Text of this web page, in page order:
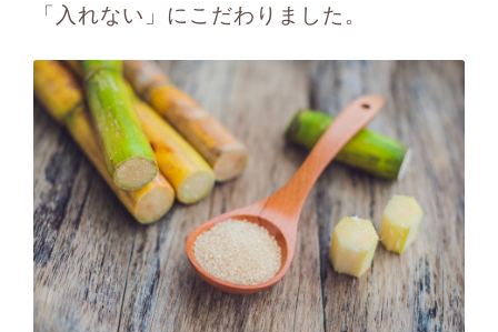
「入れない」にこだわりました。